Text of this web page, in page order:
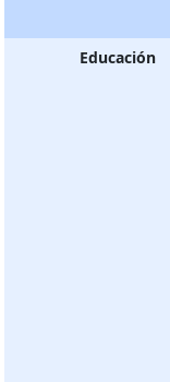
Educación